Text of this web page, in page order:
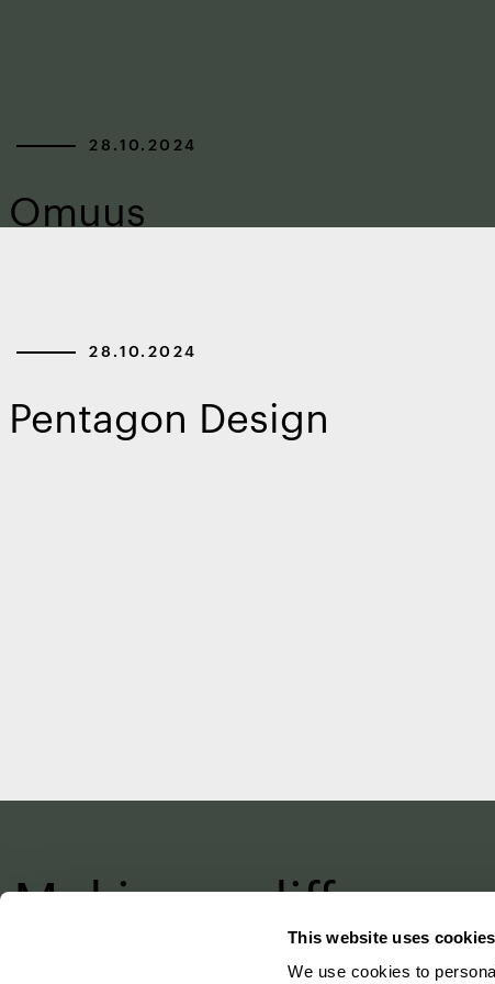
This website uses cookies
We use cookies to
28.10.2024
Omuus
28.10.2024
Pentagon Design
Making a
with design